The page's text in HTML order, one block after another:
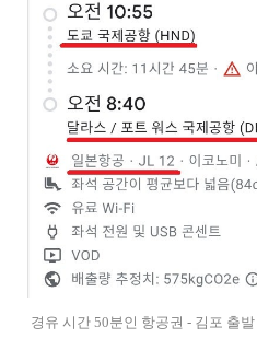
경유 시간 50분인 항공권 - 김포 출